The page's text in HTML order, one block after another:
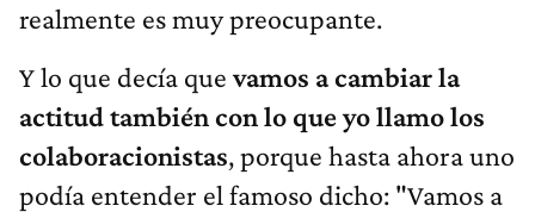
realmente es muy preocupante.
Y lo que decía quevamos a cambiar la
actitud también con lo que yo llamo los
colaboracionistas, porque hasta ahora uno
podía entender el famoso dicho: "Vamos a